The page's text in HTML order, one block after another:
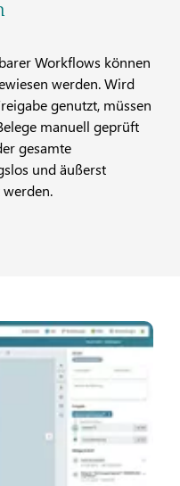
Workflows können
werden. Wird
genutzt, müssen
manuell geprüft
gesamte
und äußerst